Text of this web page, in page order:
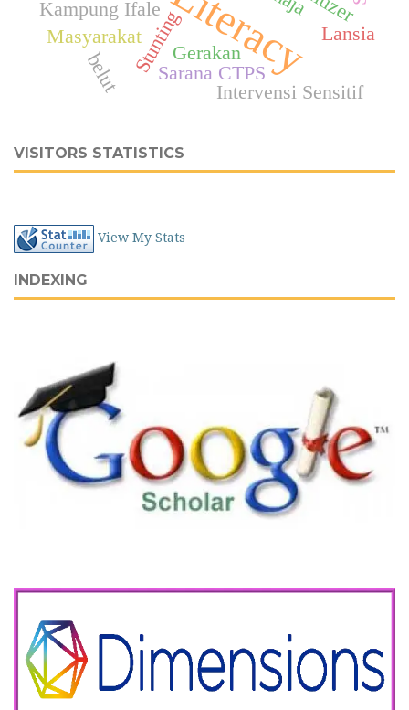
Kampung Ifale
StuntingSarana CTPS
Lansia
Intervensi Sensitif
Masyarakat
Gerakan
belut
VISITORS STATISTICS
View My Stats
INDEXING